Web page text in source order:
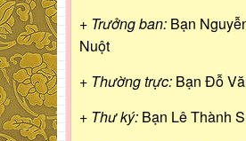
+ Trưởng ban: Bạn
Nuột
+ Thường trực: Bạn Đỗ
+ Thư ký: Bạn Lê Thành